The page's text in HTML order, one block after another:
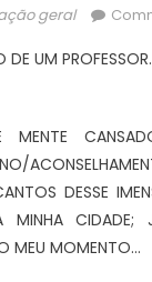
geral
DE UM
DESSE
MINHA CIDADE;
MEU MOMENTO…